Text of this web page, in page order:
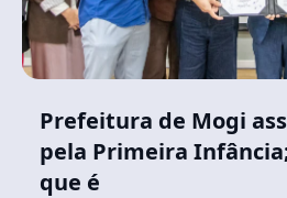
Prefeitura de Mogi
pela Primeira
que é